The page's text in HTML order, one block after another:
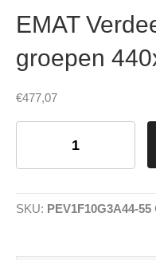
EMAT
groepen
€477,07
EMAT
Verdeelkast
Fase
440x550mm
SKU: PEV1F10G3A44-55